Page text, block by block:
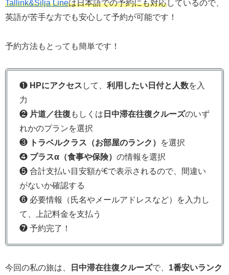
Tallink&Silja Lineは日本語での予約にも対応しているので、
英語が苦手な方でも安心して予約が可能です！
予約方法もとっても簡単です！
❶ HPにアクセス して、 利用したい日付と人数を入
力
❷ 片道／往復 もしくは 日中滞在往復クルーズのいず
れかのプランを選択
❸
トラベルクラス（お部屋のランク）
を選択
❹ プラスα（食事や保険） の情報を選択
❺ 合計支払い目安額が€で表示されるので、間違い
がないか確認する
❻ 必要情報（氏名やメールアドレスなど）を入力し
て、上記料金を支払う
❼ 予約完了！
今回の私の旅は、 日中滞在往復クルーズで、 1番安いランク